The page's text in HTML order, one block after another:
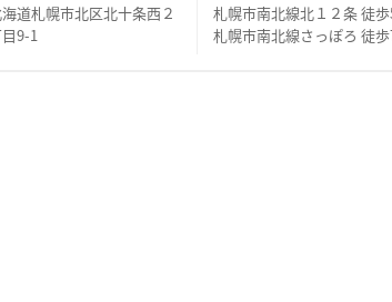
道札幌市北区北十条西２
9-1
札幌市南北線北１２条 徒
札幌市南北線さっぽろ 徒